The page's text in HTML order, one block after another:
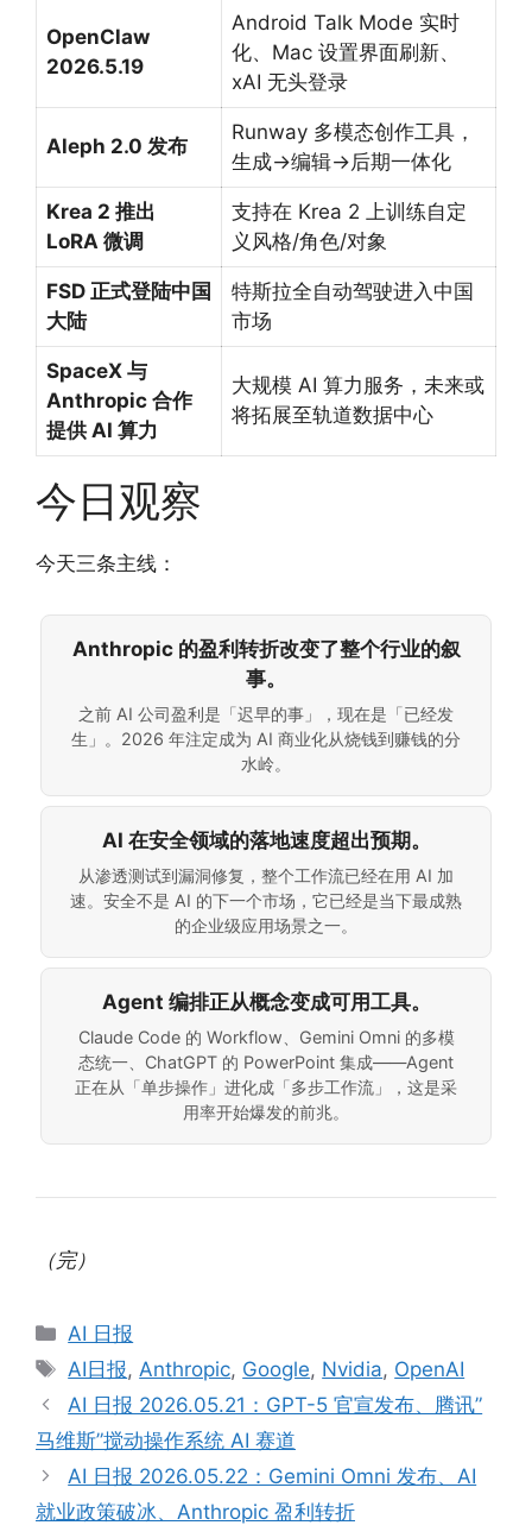
OpenClaw
2026.5.19
Android Talk Mode 实时
化、Mac 设置界面刷新、
xAI 无头登录
Aleph 2.0 发布
Runway 多模态创作工具，
生成→编辑→后期一体化
Krea 2 推出
LoRA 微调
支持在 Krea 2 上训练自定
义风格/角色/对象
FSD 正式登陆中国
大陆
特斯拉全自动驾驶进入中国
市场
SpaceX 与
Anthropic 合作
提供 AI 算力
大规模 AI 算力服务，未来或
将拓展至轨道数据中心
今日观察
今天三条主线：
Anthropic 的盈利转折改变了整个行业的叙
事。
之前 AI 公司盈利是「迟早的事」，现在是「已经发
生」。2026 年注定成为 AI 商业化从烧钱到赚钱的分
水岭。
AI 在安全领域的落地速度超出预期。
从渗透测试到漏洞修复，整个工作流已经在用 AI 加
速。安全不是 AI 的下一个市场，它已经是当下最成熟
的企业级应用场景之一。
Agent 编排正从概念变成可用工具。
Claude Code 的 Workflow、Gemini Omni 的多模
态统一、ChatGPT 的 PowerPoint 集成——Agent
正在从「单步操作」进化成「多步工作流」，这是采
用率开始爆发的前兆。
（完）
Categories
AI 日报
Tags
AI日报, Anthropic, Google, Nvidia, OpenAI
AI 日报 2026.05.21：GPT-5 官宣发布、腾讯”
马维斯”搅动操作系统 AI 赛道
AI 日报 2026.05.22：Gemini Omni 发布、AI
就业政策破冰、Anthropic 盈利转折